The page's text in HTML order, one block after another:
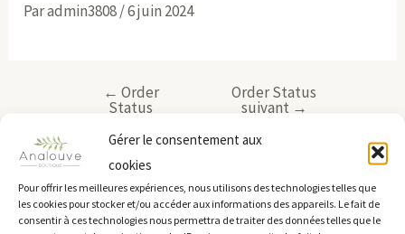
Gérer le consentement aux
cookies
Pour offrir les meilleures expériences, nous utilisons des technologies telles que
les cookies pour stocker et/ou accéder aux informations des appareils. Le fait de
consentir à ces technologies nous permettra de traiter des données telles que le
Paradmin3808/6 juin 2024
Navigation
articles
← Order
Status
Order Status
suivant →
Analouve